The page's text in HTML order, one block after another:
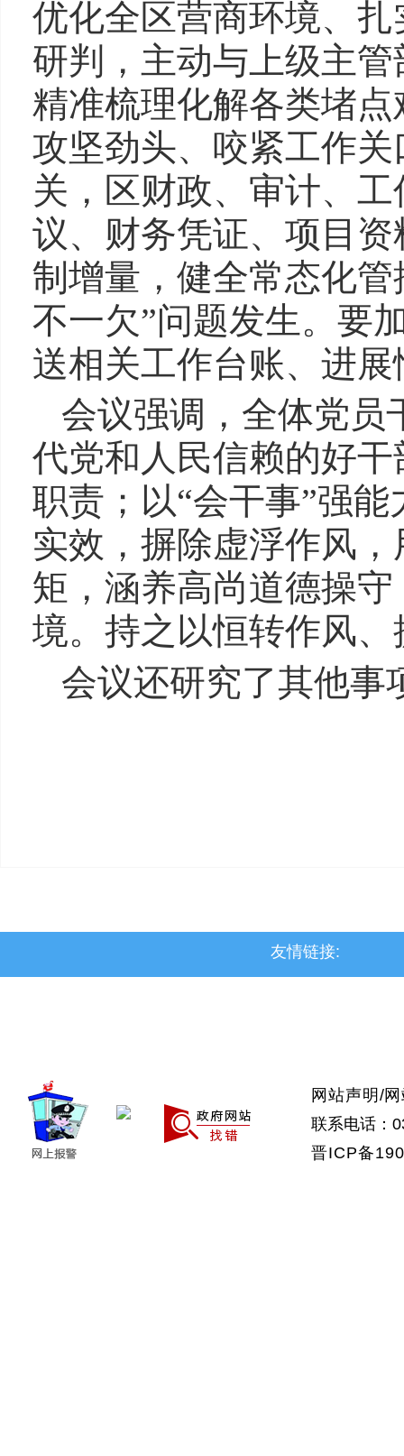
优化全区营商环境、
研判，主动与上级主
精准梳理化解各类堵
攻坚劲头、咬紧工作
关，区财政、审计、
议、财务凭证、项目
制增量，健全常态化
不一欠”问题发生。要
送相关工作台账、进
会议强调，全体党员
代党和人民信赖的好
职责；以“会干事”强
实效，摒除虚浮作风
矩，涵养高尚道德操
境。持之以恒转作风
会议还研究了其他事
友情链接:
网站声明 /
联系电话：
晋ICP备